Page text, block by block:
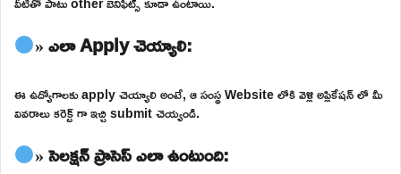
» ఎలా Apply చెయ్యాలి:
ఈ ఉద్యోగాలకు apply చెయ్యాలి అంటే, ఆ సంస్థ Website లోకి వెళ్లి అప్లికేషన్ లో మీ
వివరాలు కరెక్ట్ గా ఇచ్చి submit చెయ్యండి.
» సెలక్షన్ ప్రాసెస్ ఎలా ఉంటుంది: